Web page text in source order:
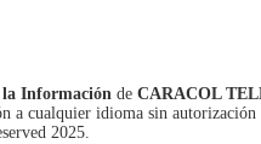
la Información de CARACOL
a cualquier idioma sin autorización
2025.